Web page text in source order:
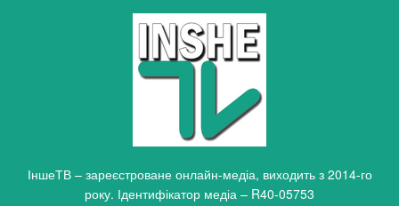
ІншеТВ – зареєстроване онлайн-медіа, виходить з 2014-го
року. Ідентифікатор медіа – R40-05753